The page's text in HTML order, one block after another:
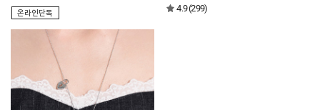
온라인단독 4.9 (299)